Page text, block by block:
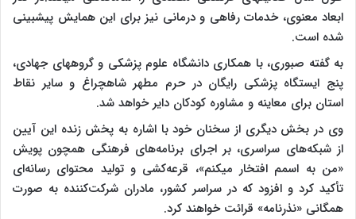
ابعاد معنوی، خدمات رفاهی و درمانی نیز برای این همایش پیشبینی
شده است.
به گفته صبوری، با همکاری دانشگاه علوم پزشکی و گروههای جهادی،
پنج ایستگاه پزشکی رایگان در حرم مطهر شاهچراغ و سایر نقاط
استان برای معاینه و مشاوره کودکان دایر خواهد شد.
وی در بخش دیگری از سخنان خود با اشاره به پخش زنده این آیین
از شبکه‌های سراسری، بر اجرای برنامه‌های فرهنگی همچون پویش
«من به اسمم افتخار میکنم»، قرعه‌کشی و تولید محتوای رسانه‌ای
تأکید کرد و افزود که در سراسر کشور، مادران شرکت‌کننده به صورت
همگانی «نذرنامه» قرائت خواهند کرد.